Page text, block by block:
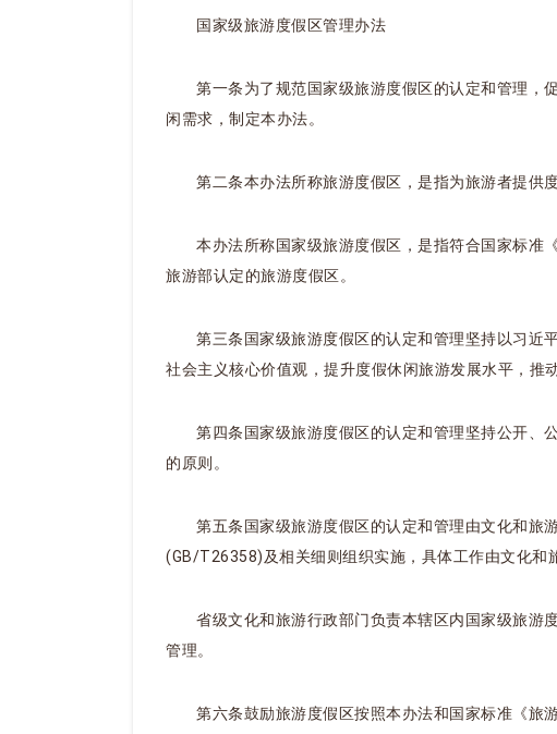
国家级旅游度假区管理办法
第一条为了规范国家级旅游度假区的认定和管理，
闲需求，制定本办法。
第二条本办法所称旅游度假区，是指为旅游者提供
本办法所称国家级旅游度假区，是指符合国家标
旅游部认定的旅游度假区。
第三条国家级旅游度假区的认定和管理坚持以习近
社会主义核心价值观，提升度假休闲旅游发展水平，推
第四条国家级旅游度假区的认定和管理坚持公开、
的原则。
第五条国家级旅游度假区的认定和管理由文化和旅
(GB/T26358)及相关细则组织实施，具体工作由文化和
省级文化和旅游行政部门负责本辖区内国家级旅游
管理。
第六条鼓励旅游度假区按照本办法和国家标准《